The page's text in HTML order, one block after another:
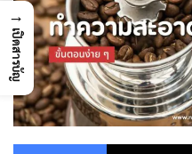
Facebook
→
เปิดสารบัญ